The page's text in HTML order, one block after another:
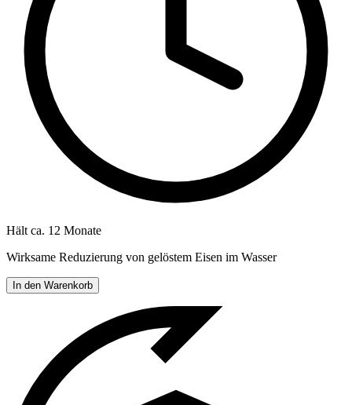
Hält ca. 12 Monate
Wirksame Reduzierung von gelöstem Eisen im Wasser
In den Warenkorb